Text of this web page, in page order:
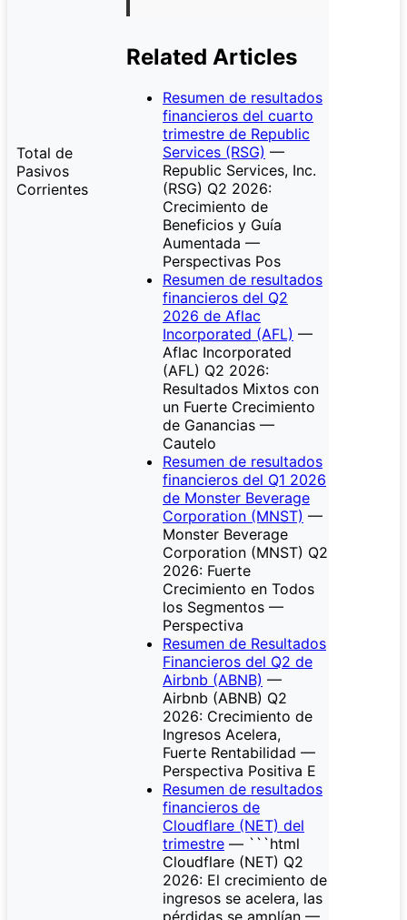
Total de
Pasivos
Corrientes
Related Articles
Resumen de resultados
financieros del cuarto
trimestre de Republic
Services (RSG) —
Republic Services, Inc.
(RSG) Q2 2026:
Crecimiento de
Beneficios y Guía
Aumentada —
Perspectivas Pos
Resumen de resultados
financieros del Q2
2026 de Aflac
Incorporated (AFL) —
Aflac Incorporated
(AFL) Q2 2026:
Resultados Mixtos con
un Fuerte Crecimiento
de Ganancias —
Cautelo
Resumen de resultados
financieros del Q1 2026
de Monster Beverage
Corporation (MNST) —
Monster Beverage
Corporation (MNST) Q2
2026: Fuerte
Crecimiento en Todos
los Segmentos —
Perspectiva
Resumen de Resultados
Financieros del Q2 de
Airbnb (ABNB) —
Airbnb (ABNB) Q2
2026: Crecimiento de
Ingresos Acelera,
Fuerte Rentabilidad —
Perspectiva Positiva E
Resumen de resultados
financieros de
Cloudflare (NET) del
trimestre — ```html
Cloudflare (NET) Q2
2026: El crecimiento de
ingresos se acelera, las